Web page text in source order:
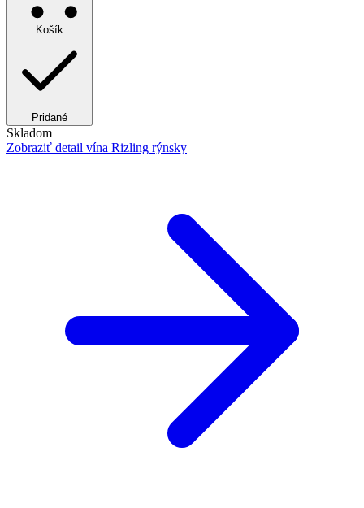
Košík
Pridané
Skladom
Zobraziť detail vína Rizling rýnsky